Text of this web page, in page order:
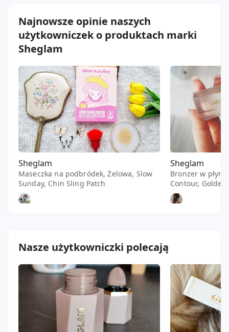
Najnowsze opinie naszych
użytkowniczek o produktach marki
Sheglam
Sheglam
Maseczka na podbródek, Żelowa, Slow
Sunday, Chin Sling Patch
Sheglam
Bronzer w
Contour, Golden
Nasze użytkowniczki polecają